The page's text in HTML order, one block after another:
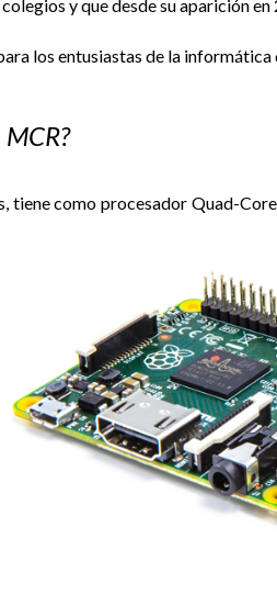
y que desde su aparición
los entusiastas de la
tiene como procesador Quad-